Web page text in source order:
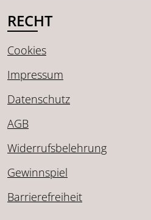
RECHT
Cookies
Impressum
Datenschutz
AGB
Widerrufsbelehrung
Gewinnspiel
Barrierefreiheit